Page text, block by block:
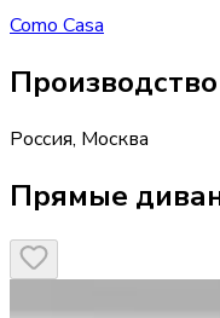
Como Casa
Производство
Россия, Москва
Прямые